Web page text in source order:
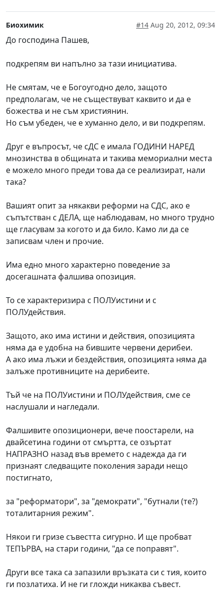
Биохимик #14 Aug 20, 2012, 09:34
До господина Пашев,
подкрепям ви напълно за тази инициатива.
Не смятам, че е Богоугодно дело, защото
предполагам, че не съществуват каквито и да е
божества и не съм християнин.
Но съм убеден, че е хуманно дело, и ви подкрепям.
Друг е въпросът, че сДС е имала ГОДИНИ НАРЕД
мнозинства в общината и такива мемориални места
е можело много преди това да се реализират, нали
така?
Вашият опит за някакви реформи на СДС, ако е
съпътстван с ДЕЛА, ще наблюдавам, но много трудно
ще гласувам за когото и да било. Камо ли да се
записвам член и прочие.
Има едно много характерно поведение за
досегашната фалшива опозиция.
То се характеризира с ПОЛУистини и с
ПОЛУдействия.
Защото, ако има истини и действия, опозицията
няма да е удобна на бившите червени дерибеи.
А ако има лъжи и бездействия, опозицията няма да
залъже противниците на дерибеите.
Тъй че на ПОЛУистини и ПОЛУдействия, сме се
наслушали и нагледали.
Фалшивите опозиционери, вече поостарели, на
двайсетина години от смъртта, се озъртат
НАПРАЗНО назад във времето с надежда да ги
признаят следващите поколения заради нещо
постигнато,
за "реформатори", за "демократи", "бутнали (те?)
тоталитарния режим".
Някои ги гризе съвестта сигурно. И ще пробват
ТЕПЪРВА, на стари години, "да се поправят".
Други все така са запазили връзката си с тия, които
ги позлатиха. И не ги гложди никаква съвест.